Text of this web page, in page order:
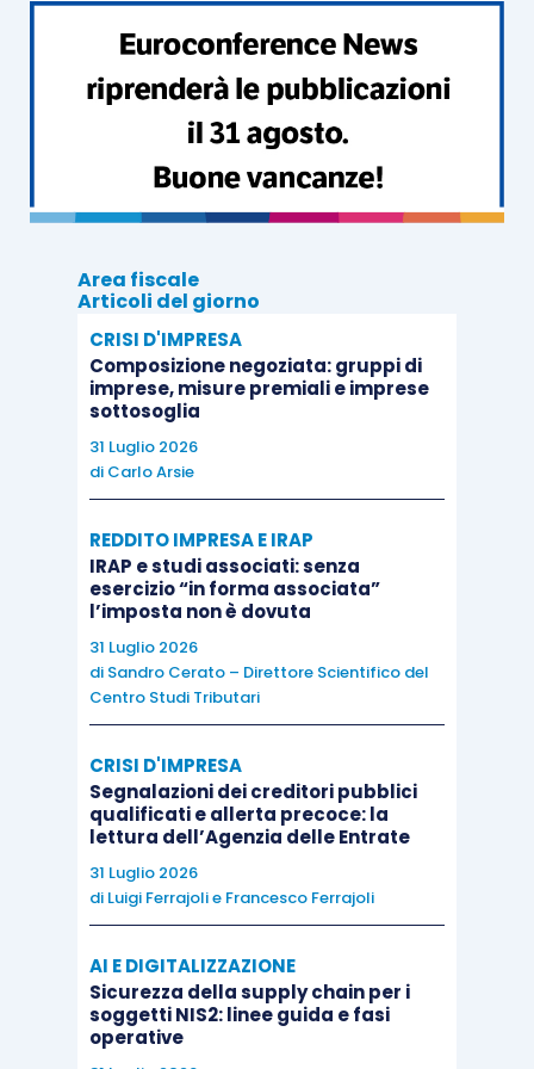
almeno al20%; tale percentuale minima viene
nuovamente confermata dalla legge delega che,
inoltre, introduce una specifica previsione in
forza della quale la proposta liquidatoria potrà
essere ammessaesclusivamentein presenza di
finanza esternache veda aumentare in misura
La disciplina del
aziendale risulta integrata sotto due profili:
il piano potrà contenere, a condizione che
sia programmata la liquidazione dei beni o
diritti sui quali sussiste la causa di
prelazione, unamoratoria
pagamento deicreditori muniti di
privilegio, pegno o ipoteca per un periodo
di tempo anche superiore ad un anno,
riconoscendo in tal caso a questi
creditori il diritto di voto;
da dover rispettare nei piani che
prevedono la continuità aziendale e nel
contempo laliquidazione di beni non
funzionali
vengano soddisfatti in misura
aziendale e quindi dai flussi finanziari
generati dalla gestione nell’arco di piano.
Area fiscale
Articoli del giorno
CRISI D'IMPRESA
Composizione negoziata: gruppi di
imprese, misure premiali e imprese
sottosoglia
31 Luglio 2026
di Carlo Arsie
REDDITO IMPRESA E IRAP
IRAP e studi associati: senza
esercizio “in forma associata”
l’imposta non è dovuta
31 Luglio 2026
di Sandro Cerato – Direttore Scientifico del
Centro Studi Tributari
CRISI D'IMPRESA
Segnalazioni dei creditori pubblici
qualificati e allerta precoce: la
lettura dell’Agenzia delle Entrate
31 Luglio 2026
di Luigi Ferrajolie Francesco Ferrajoli
AI E DIGITALIZZAZIONE
Sicurezza della supply chain per i
soggetti NIS2: linee guida e fasi
operative